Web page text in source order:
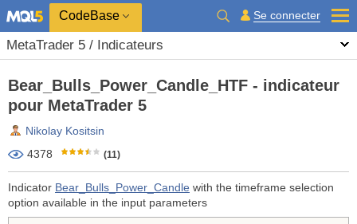
CodeBase Se connecter
MetaTrader 5 / Indicateurs
Bear_Bulls_Power_Candle_HTF - indicateur
pour MetaTrader 5
Nikolay Kositsin
4378
(11)
Indicator Bear_Bulls_Power_Candle with the timeframe selection
option available in the input parameters